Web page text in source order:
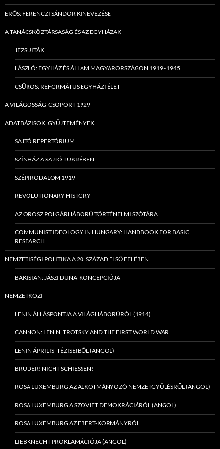
ERŐS: FERENCZI SÁNDOR KINEVEZÉSE
A TANÁCSKÖZTÁRSASÁG ÉS AZ EGYHÁZAK
JEZSUITÁK
LÁSZLÓ: EGYHÁZ ÉS ÁLLAM MAGYARORSZÁGON 1919–1945
CSŰRÖS: REFORMÁTUS EGYHÁZI ÉLET
A VILÁGOSSÁG-CSOPORT 1929
ADATBÁZISOK, GYŰJTEMÉNYEK
SAJTÓ REPERTÓRIUM
SZÍNHÁZ A SAJTÓ TÜKRÉBEN
SZÉPIRODALOM 1919
REVOLUTIONARY HISTORY
AZ OROSZ POLGÁRHÁBORÚ TÖRTÉNELMI SZÓTÁRA
COMMUNIST IDEOLOGY IN HUNGARY: HANDBOOK FOR BASIC
RESEARCH
NEMZETISÉGI POLITIKA A 20. SZÁZAD ELSŐ FELÉBEN
BAKISIAN: JÁSZI DUNA-KONCEPCIÓJA
NEMZETKÖZI
LENIN ÁLLÁSPONTJA A VILÁGHÁBORÚRÓL (1914)
CANNON: LENIN, TROTSKY AND THE FIRST WORLD WAR
LENIN ÁPRILISI TÉZISEIBŐL (ANGOL)
BRÜDER! NICHT SCHIESSEN!
ROSA LUXEMBURG AZ ALKOTMÁNYOZÓ NEMZETGYŰLÉSRŐL (ANGOL)
ROSA LUXEMBURG A SZOVJET DEMOKRÁCIÁRÓL (ANGOL)
ROSA LUXEMBURG AZ EBERT-KORMÁNYRÓL
LIEBKNECHT PROKLAMÁCIÓJA (ANGOL)